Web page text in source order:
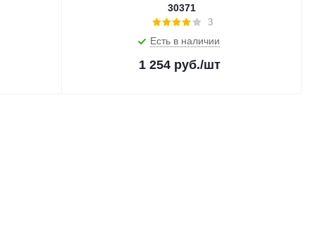
30371
3
Есть в наличии
1 254руб./шт